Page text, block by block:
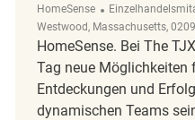
HomeSense Kategorie
Westwood, Massachusetts,
HomeSense. Bei The
Tag neue Möglichkeiten
Entdeckungen und
dynamischen Teams